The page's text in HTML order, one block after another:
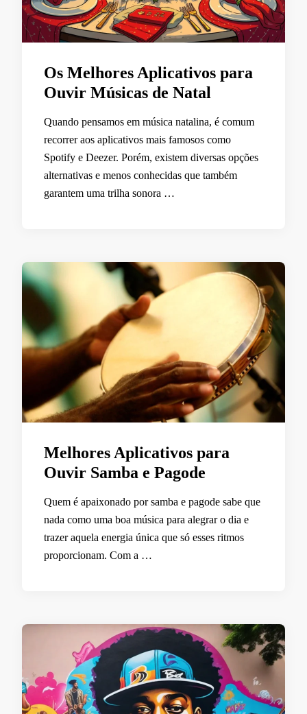
Os Melhores Aplicativos para
Ouvir Músicas de Natal
Quando pensamos em música natalina, é comum
recorrer aos aplicativos mais famosos como
Spotify e Deezer. Porém, existem diversas opções
alternativas e menos conhecidas que também
garantem uma trilha sonora …
Melhores Aplicativos para
Ouvir Samba e Pagode
Quem é apaixonado por samba e pagode sabe que
nada como uma boa música para alegrar o dia e
trazer aquela energia única que só esses ritmos
proporcionam. Com a …